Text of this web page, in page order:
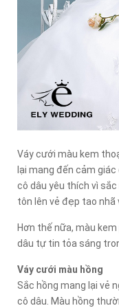
Váy cưới màu kem
lại mang đến cảm
cô dâu yêu thích vì
tôn lên vẻ đẹp tao nhã
Hơn thế nữa, màu
dâu tự tin tỏa sáng
Váy cưới màu hồng
Sắc hồng mang lại vẻ
cô dâu. Màu hồng